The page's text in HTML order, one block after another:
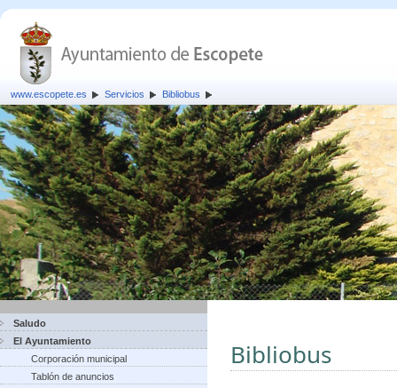
www.escopete.es Servicios Bibliobus
Saludo
El Ayuntamiento
Corporación municipal
Tablón de anuncios
Bibliobus